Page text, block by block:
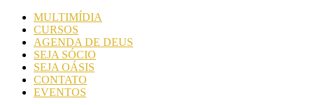
MULTIMÍDIA
CURSOS
AGENDA DE DEUS
SEJA SÓCIO
SEJA OÁSIS
CONTATO
EVENTOS